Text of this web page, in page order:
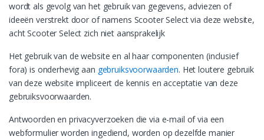
wordt als gevolg van het gebruik van gegevens, adviezen of
ideeën verstrekt door of namens Scooter Select via deze website,
acht Scooter Select zich niet aansprakelijk
Het gebruik van de website en al haar componenten (inclusief
fora) is onderhevig aan gebruiksvoorwaarden. Het loutere gebruik
van deze website impliceert de kennis en acceptatie van deze
gebruiksvoorwaarden.
Antwoorden en privacyverzoeken die via e-mail of via een
webformulier worden ingediend, worden op dezelfde manier